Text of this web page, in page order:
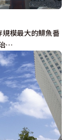
模最大的鯡魚番
…